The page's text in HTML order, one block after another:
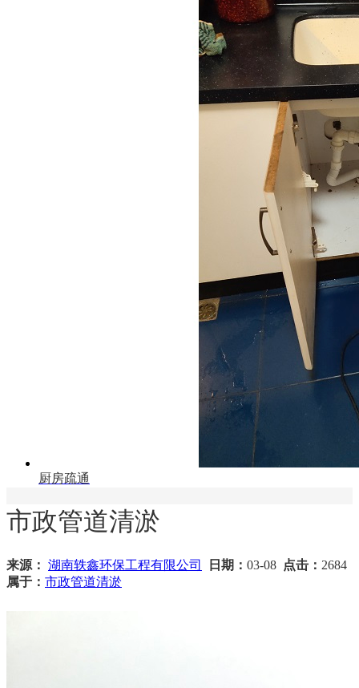
厨房疏通
市政管道清淤
来源： 湖南轶鑫环保工程有限公司 日期： 03-08 点击： 2684
属于： 市政管道清淤